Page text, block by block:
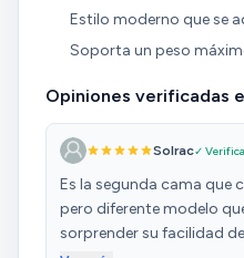
Estilo moderno que se
Soporta un peso
Opiniones verificadas
Solrac✓
Es la segunda cama que
pero diferente modelo
sorprender su facilidad